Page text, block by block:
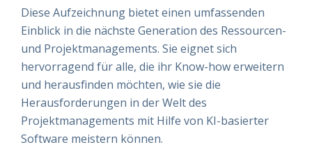
Diese Aufzeichnung bietet einen umfassenden
Einblick in die nächste Generation des Ressourcen-
und Projektmanagements. Sie eignet sich
hervorragend für alle, die ihr Know-how erweitern
und herausfinden möchten, wie sie die
Herausforderungen in der Welt des
Projektmanagements mit Hilfe von KI-basierter
Software meistern können.